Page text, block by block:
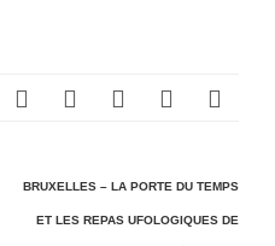
BRUXELLES – LA PORTE DU TEMPS
ET LES REPAS UFOLOGIQUES DE